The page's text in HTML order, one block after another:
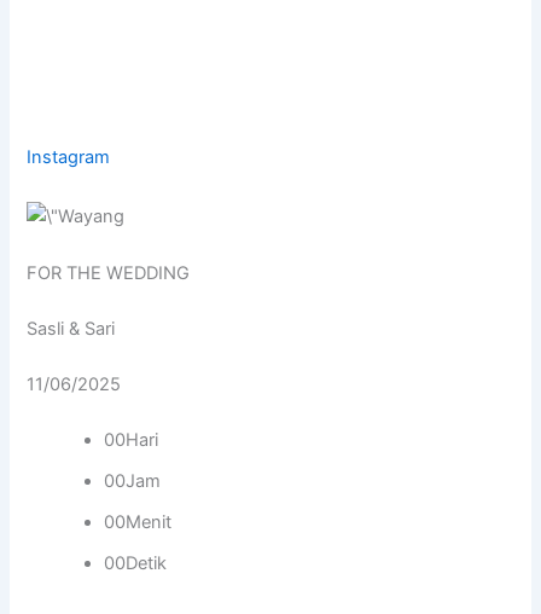
Instagram
FOR THE WEDDING
Sasli & Sari
11/06/2025
00Hari
00Jam
00Menit
00Detik